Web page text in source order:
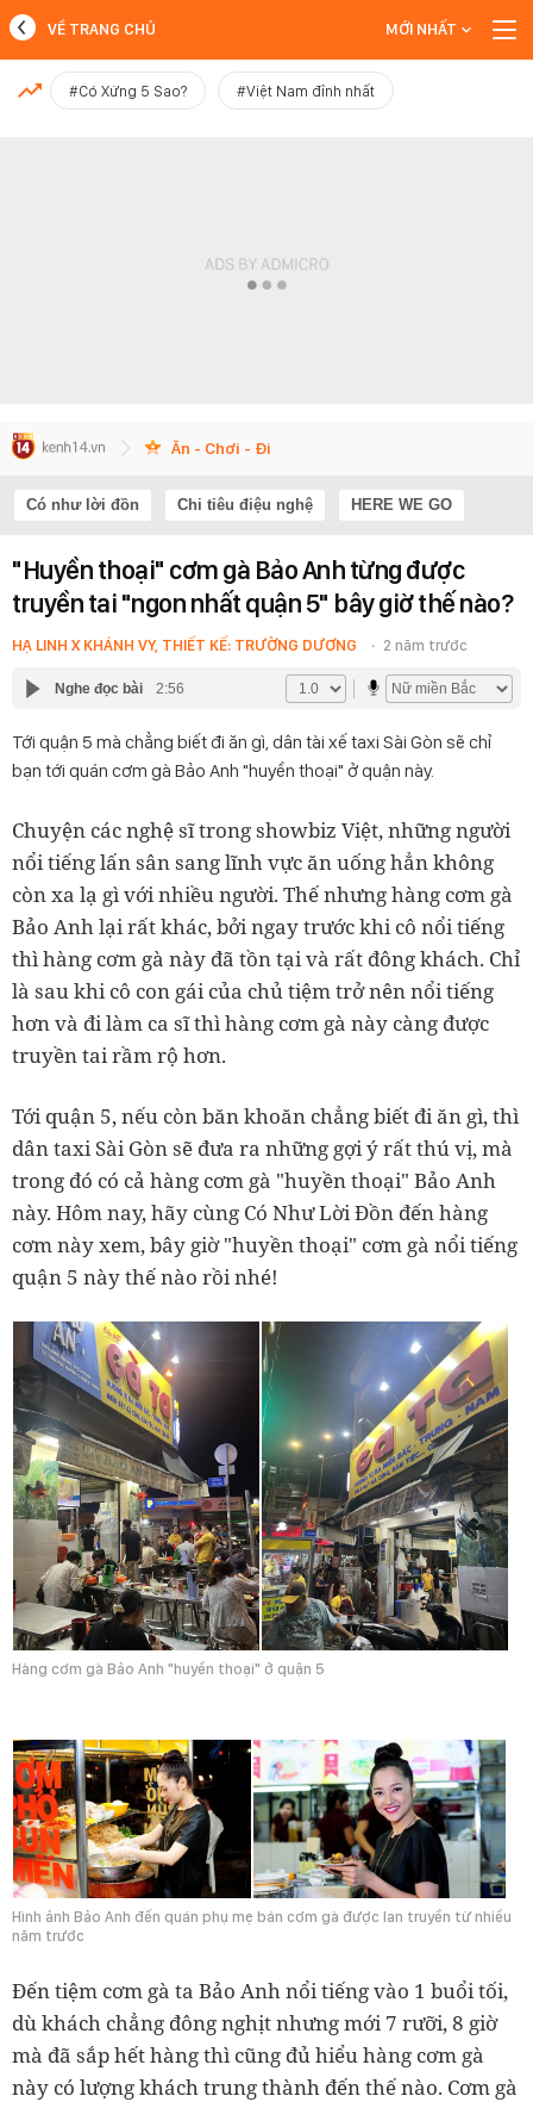
MỚI NHẤT
VỀ TRANG CHỦ MỚI NHẤT
#Có Xứng 5 Sao? #Việt Nam đỉnh nhất
Ăn - Chơi - Đi
Có như lời đồn Chi tiêu điệu nghệ HERE WE GO
"Huyền thoại" cơm gà Bảo Anh từng được
truyền tai "ngon nhất quận 5" bây giờ thế nào?
HẠ LINH X KHÁNH VY, THIẾT KẾ: TRƯỜNG DƯƠNG 2 năm trước
Nghe đọc bài 2:56
Tới quận 5 mà chẳng biết đi ăn gì, dân tài xế taxi Sài Gòn sẽ chỉ
bạn tới quán cơm gà Bảo Anh "huyền thoại" ở quận này.
Chuyện các nghệ sĩ trong showbiz Việt, những người
nổi tiếng lấn sân sang lĩnh vực ăn uống hẳn không
còn xa lạ gì với nhiều người. Thế nhưng hàng cơm gà
Bảo Anh lại rất khác, bởi ngay trước khi cô nổi tiếng
thì hàng cơm gà này đã tồn tại và rất đông khách. Chỉ
là sau khi cô con gái của chủ tiệm trở nên nổi tiếng
hơn và đi làm ca sĩ thì hàng cơm gà này càng được
truyền tai rầm rộ hơn.
Tới quận 5, nếu còn băn khoăn chẳng biết đi ăn gì, thì
dân taxi Sài Gòn sẽ đưa ra những gợi ý rất thú vị, mà
trong đó có cả hàng cơm gà "huyền thoại" Bảo Anh
này. Hôm nay, hãy cùng Có Như Lời Đồn đến hàng
cơm này xem, bây giờ "huyền thoại" cơm gà nổi tiếng
quận 5 này thế nào rồi nhé!
Hàng cơm gà Bảo Anh "huyền thoại" ở quận 5
Hình ảnh Bảo Anh đến quán phụ mẹ bán cơm gà được lan truyền từ nhiều
năm trước
Đến tiệm cơm gà ta Bảo Anh nổi tiếng vào 1 buổi tối,
dù khách chẳng đông nghịt nhưng mới 7 rưỡi, 8 giờ
mà đã sắp hết hàng thì cũng đủ hiểu hàng cơm gà
này có lượng khách trung thành đến thế nào. Cơm gà